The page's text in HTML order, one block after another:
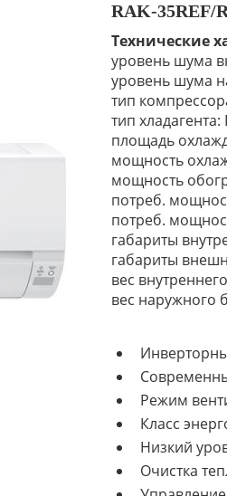
RAK-35REF/
Технические
уровень шума
уровень шума
тип
тип хладагента:
площадь
мощность
мощность
потреб.
потреб.
габариты
габариты
вес
вес наружного
Режим
Класс
Низкий
Очистка